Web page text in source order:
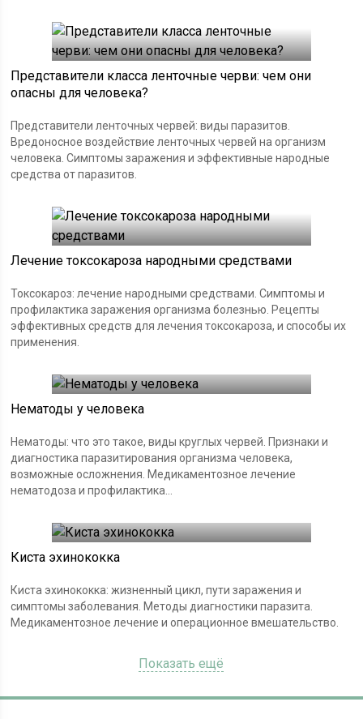
Представители класса ленточные черви: чем они
опасны для человека?
Представители ленточных червей: виды паразитов.
Вредоносное воздействие ленточных червей на организм
человека. Симптомы заражения и эффективные народные
средства от паразитов.
Лечение токсокароза народными средствами
Токсокароз: лечение народными средствами. Симптомы и
профилактика заражения организма болезнью. Рецепты
эффективных средств для лечения токсокароза, и способы их
применения.
Нематоды у человека
Нематоды: что это такое, виды круглых червей. Признаки и
диагностика паразитирования организма человека,
возможные осложнения. Медикаментозное лечение
нематодоза и профилактика...
Киста эхинококка
Киста эхинококка: жизненный цикл, пути заражения и
симптомы заболевания. Методы диагностики паразита.
Медикаментозное лечение и операционное вмешательство.
Показать ещё